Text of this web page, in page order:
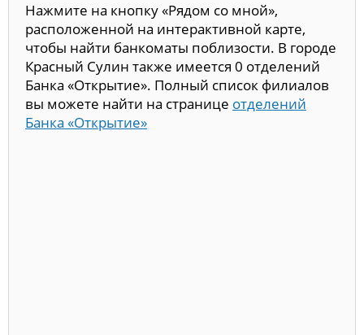
Нажмите на кнопку «Рядом со мной»,
расположенной на интерактивной карте,
чтобы найти банкоматы поблизости. В городе
Красный Сулин также имеется 0 отделений
Банка «Открытие». Полный список филиалов
вы можете найти на странице отделений
Банка «Открытие»